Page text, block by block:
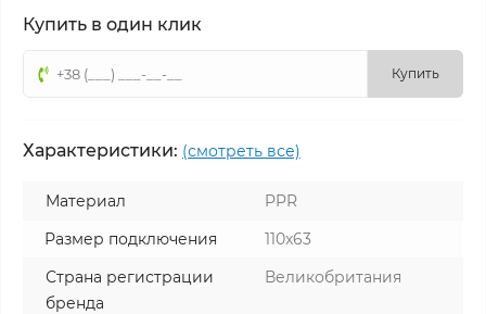
Купить в один клик
Купить
Характеристики: (смотреть все)
Материал
PPR
Размер подключения
110x63
Страна регистрации
бренда
Великобритания